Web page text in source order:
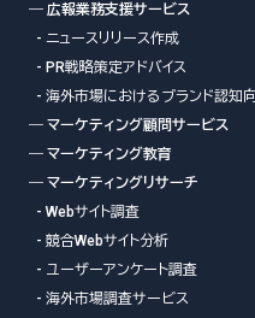
― 広報業務支援サービス
- ニュースリリース作成
- PR戦略策定アドバイス
- 海外市場におけるブランド認知
― マーケティング顧問サービス
― マーケティング教育
― マーケティングリサーチ
- Webサイト調査
- 競合Webサイト分析
- ユーザーアンケート調査
- 海外市場調査サービス